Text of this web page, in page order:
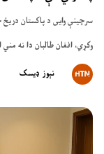
سرچینې وایی د پاکستان
وکړي، افغان طالبان دا نه
نېوز ډیسک